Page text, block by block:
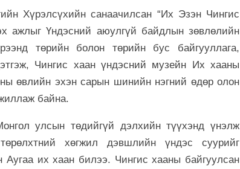
Хүрэлсүхийн санаачилсан “Их Эзэн Чингис
ажлыг Үндэсний аюулгүй байдлын зөвлөлийн
төрийн болон төрийн бус байгууллага,
Чингис хаан үндэсний музейн Их хааны
өвлийн эхэн сарын шинийн нэгний өдөр олон
байна.
улсын төдийгүй дэлхийн түүхэнд үнэлж
хөгжил дэвшлийн үндэс суурийг
Аугаа их хаан билээ. Чингис хааны байгуулсан